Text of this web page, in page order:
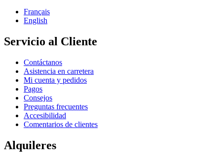
Français
English
Servicio al Cliente
Contáctanos
Asistencia en carretera
Mi cuenta y pedidos
Pagos
Consejos
Preguntas frecuentes
Accesibilidad
Comentarios de clientes
Alquileres